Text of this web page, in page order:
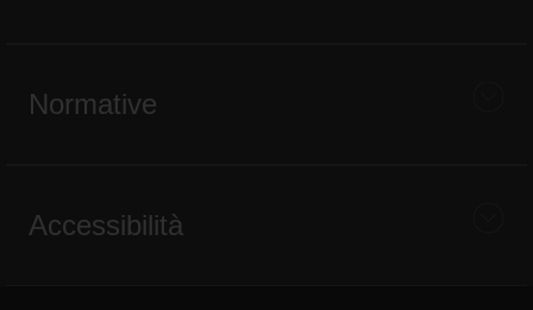
Normative
Accessibilità